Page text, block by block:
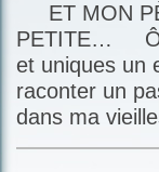
ET MON
PETITE… Ô
et uniques un
raconter un
dans ma